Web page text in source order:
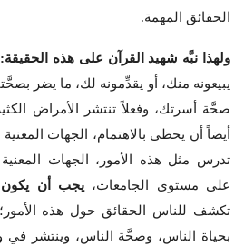
الحقائق المهمة.
ولهذا نبَّه شهيد القرآن على هذه الحقيقة:
يبيعونه منك، أو يقدِّمونه لك، ما يضر
صحَّة أسرتك، وفعلاً تنتشر الأمراض
أيضاً أن يحظى بالاهتمام، الجهات
تدرس مثل هذه الأمور، الجهات
على مستوى الجامعات، يجب أن يكون
تكشف للناس الحقائق حول هذه الأمور؛
بحياة الناس، وصحَّة الناس، وينتشر في